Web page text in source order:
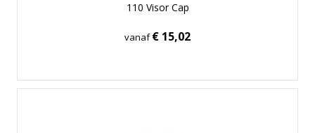
110 Visor Cap
vanaf€ 15,02